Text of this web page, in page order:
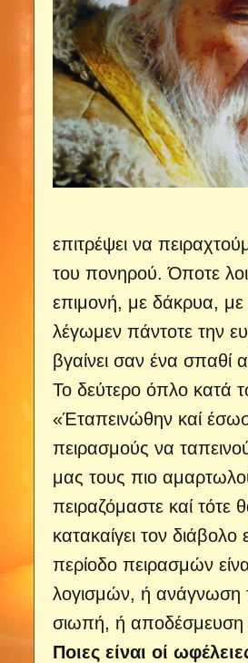
επιτρέψει να
του πονηρού. Όποτε
επιμονή, με δά­κρυα, με
λέγωμεν πάντοτε την
βγαίνει σαν ένα σπαθί
Το δεύτερο όπλο κατά
«Έταπεινώθην καί
πειρασμούς να
μας τους πιο
πειραζόμαστε καί
κατακαίγει τον
περίοδο πειρασμών
λογισμών, ή ανάγνωση
σιωπή, ή αποδέσμευση
Ποιες είναι οί